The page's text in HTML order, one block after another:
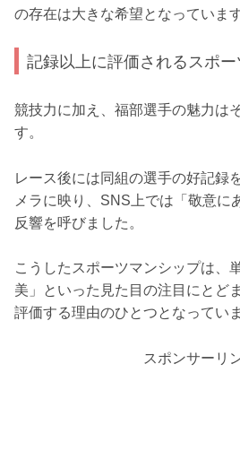
の存在は大きな希望となっています
記録以上に評価されるスポ
競技力に加え、福部選手の魅力は
す。
レース後には同組の選手の好記録
メラに映り、SNS上では「敬意に
反響を呼びました。
こうしたスポーツマンシップは、
美」といった見た目の注目にとど
評価する理由のひとつとなっていま
スポンサーリ